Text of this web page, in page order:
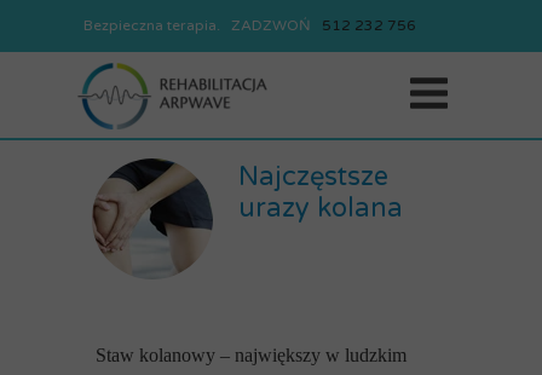
Bezpieczna terapia. ZADZWOŃ 512 232 756
REJESTRACJA 512 232 756
Najczęstsze
urazy kolana
Staw kolanowy – największy w ludzkim